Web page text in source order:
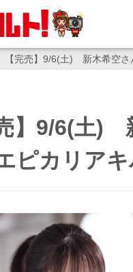
【完売】9/6(土) 新木希空
売】9/6(土)
ピカリアキ